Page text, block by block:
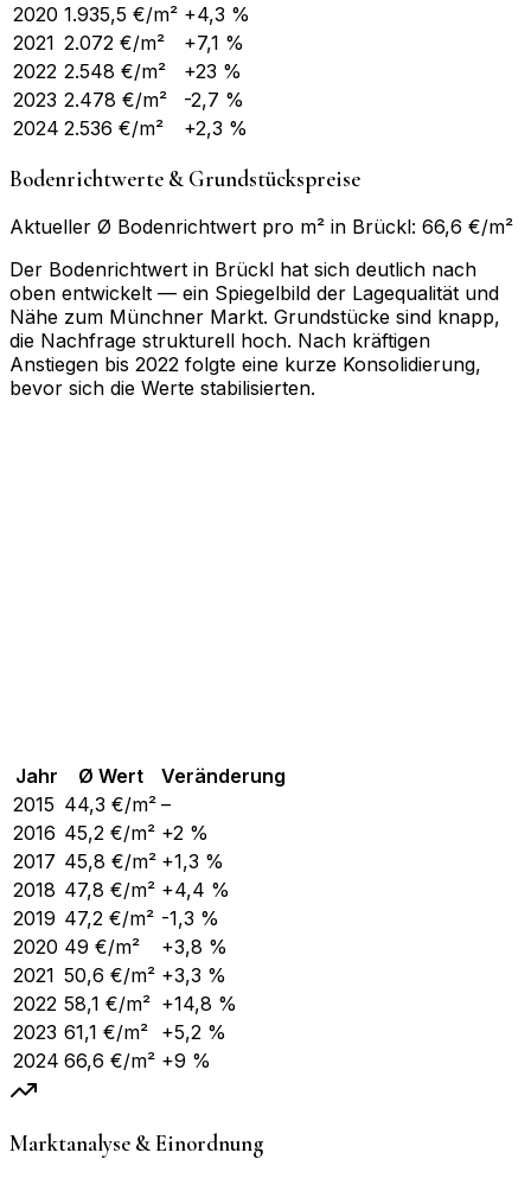
2020 1.935,5 €/m² +4,3 %
2021 2.072 €/m²
+7,1 %
2022 2.548 €/m²
+23 %
2023 2.478 €/m²
-2,7 %
2024 2.536 €/m² +2,3 %
Bodenrichtwerte & Grundstückspreise
Aktueller Ø Bodenrichtwert pro m² in Brückl: 66,6 €/m²
Der Bodenrichtwert in Brückl hat sich deutlich nach
oben entwickelt — ein Spiegelbild der Lagequalität und
Nähe zum Münchner Markt. Grundstücke sind knapp,
die Nachfrage strukturell hoch. Nach kräftigen
Anstiegen bis 2022 folgte eine kurze Konsolidierung,
bevor sich die Werte stabilisierten.
Jahr Ø Wert
Veränderung
2015 44,3 €/m² –
2016 45,2 €/m² +2 %
2017 45,8 €/m² +1,3 %
2018 47,8 €/m² +4,4 %
2019 47,2 €/m² -1,3 %
2020 49 €/m²
+3,8 %
2021 50,6 €/m² +3,3 %
2022 58,1 €/m² +14,8 %
2023 61,1 €/m² +5,2 %
2024 66,6 €/m² +9 %
Marktanalyse & Einordnung